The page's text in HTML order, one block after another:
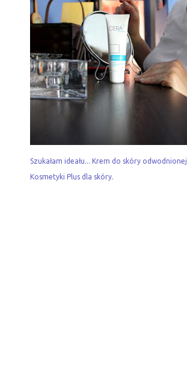
Szukałam ideału... Krem do skóry odwodnionej.
Kosmetyki Plus dla skóry.